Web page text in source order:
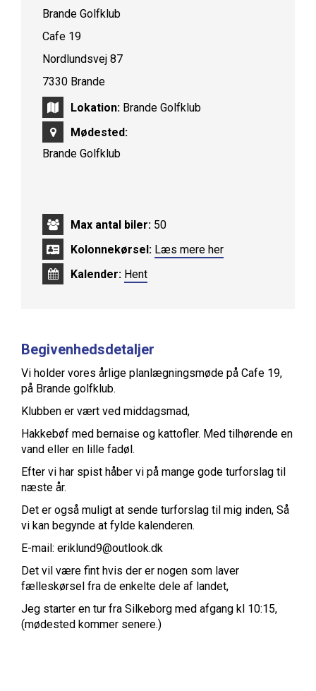
Brande Golfklub
Cafe 19
Nordlundsvej 87
7330 Brande
Lokation: Brande Golfklub
Mødested:
Brande Golfklub
Max antal biler: 50
Kolonnekørsel: Læs mere her
Kalender: Hent
Begivenhedsdetaljer
Vi holder vores årlige planlægningsmøde på Cafe 19,
på Brande golfklub.
Klubben er vært ved middagsmad,
Hakkebøf med bernaise og kattofler. Med tilhørende en
vand eller en lille fadøl.
Efter vi har spist håber vi på mange gode turforslag til
næste år.
Det er også muligt at sende turforslag til mig inden, Så
vi kan begynde at fylde kalenderen.
E-mail: eriklund9@outlook.dk
Det vil være fint hvis der er nogen som laver
fælleskørsel fra de enkelte dele af landet,
Jeg starter en tur fra Silkeborg med afgang kl 10:15,
(mødested kommer senere.)